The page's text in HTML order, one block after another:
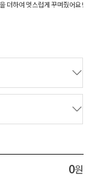
더하여 멋스럽게 꾸며줬어요!
0원